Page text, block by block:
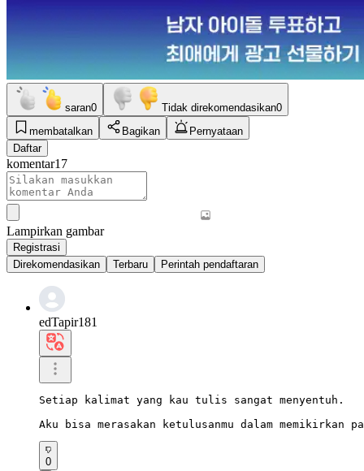
saran0 Tidak direkomendasikan0
membatalkan
Bagikan
Pernyataan
Daftar
komentar17
Lampirkan gambar
Registrasi
Direkomendasikan
Terbaru Perintah pendaftaran
edTapir181
Setiap kalimat yang kau tulis sangat menyentuh.
Aku bisa merasakan ketulusanmu dalam memikirkan
0